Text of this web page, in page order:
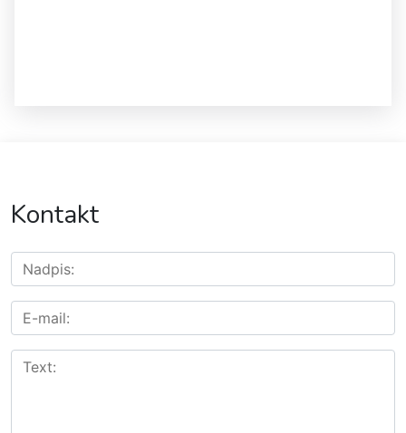
Kontakt